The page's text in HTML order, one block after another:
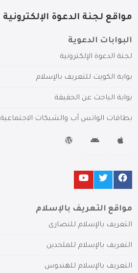
مواقع لجنة الدعوة الإلكترونية
البوابات الدعوية
لجنة الدعوة الإلكترونية
بوابة الكويت للتعريف بالإسلام
بوابة الباحث عن الحقيقة
بطاقات الواتس آب والشبكات الاجتماعية
مواقع التعريف بالإسلام
التعريف بالإسلام للنصارى
التعريف بالإسلام للملحدين
التعريف بالإسلام للهندوس